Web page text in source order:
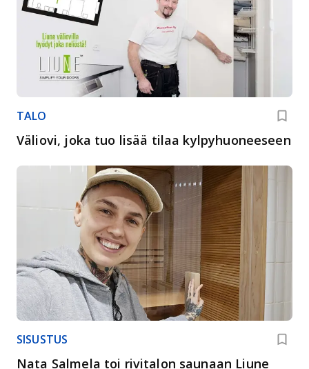
TALO
Väliovi, joka tuo lisää tilaa kylpyhuoneeseen
SISUSTUS
Nata Salmela toi rivitalon saunaan Liune